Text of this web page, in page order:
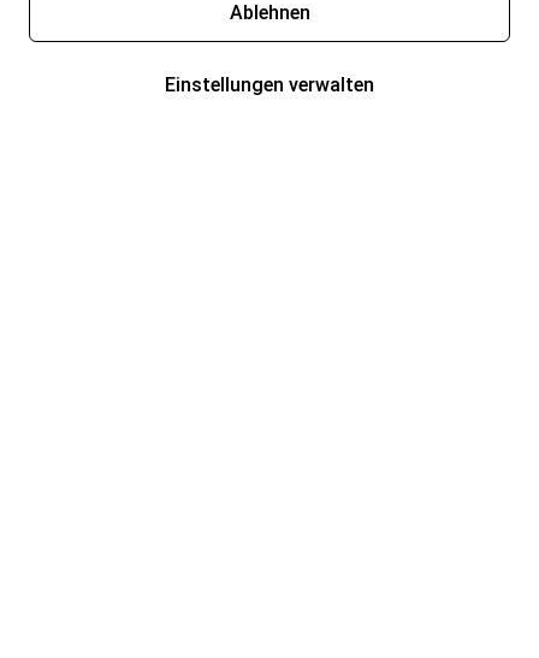
Ablehnen
Einstellungen verwalten